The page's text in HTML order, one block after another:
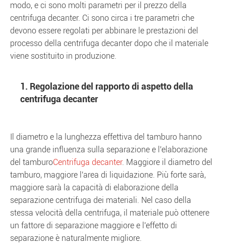
modo, e ci sono molti parametri per il prezzo della
centrifuga decanter. Ci sono circa i tre parametri che
devono essere regolati per abbinare le prestazioni del
processo della centrifuga decanter dopo che il materiale
viene sostituito in produzione.
1. Regolazione del rapporto di aspetto della
centrifuga decanter
Il diametro e la lunghezza effettiva del tamburo hanno
una grande influenza sulla separazione e l'elaborazione
del tamburoCentrifuga decanter. Maggiore il diametro del
tamburo, maggiore l'area di liquidazione. Più forte sarà,
maggiore sarà la capacità di elaborazione della
separazione centrifuga dei materiali. Nel caso della
stessa velocità della centrifuga, il materiale può ottenere
un fattore di separazione maggiore e l'effetto di
separazione è naturalmente migliore.